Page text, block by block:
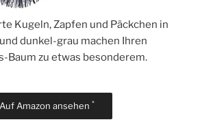
Kugeln, Zapfen und Päckchen in
dunkel-grau machen Ihren
Baum zu etwas besonderem.
Auf Amazon ansehen *